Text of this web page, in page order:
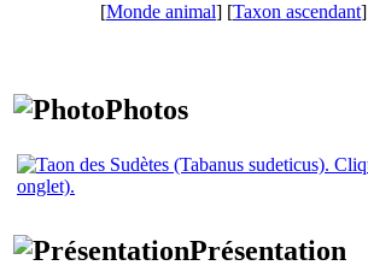
[Monde animal] [Taxon ascendant]
Photos
Présentation